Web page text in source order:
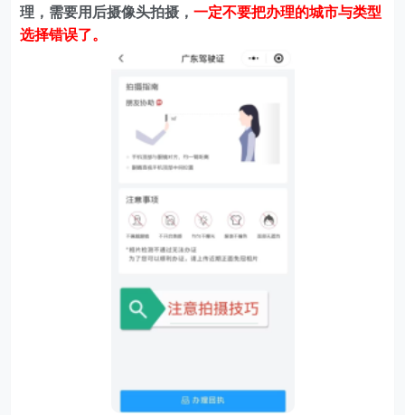
理，需要用后摄像头拍摄，一定不要把办理的城市与类型
选择错误了。